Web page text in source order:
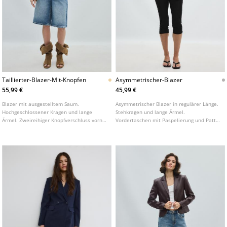
Taillierter-Blazer-Mit-Knopfen
55,99 €
Blazer mit ausgestelltem Saum.
Hochgeschlossener Kragen und lange
Ärmel. Zweireihiger Knopfverschluss vorne.
Asymmetrischer-Blazer
45,99 €
Asymmetrischer Blazer in regulärer Länge.
Stehkragen und lange Ärmel.
Vordertaschen mit Paspelierung und Patte.